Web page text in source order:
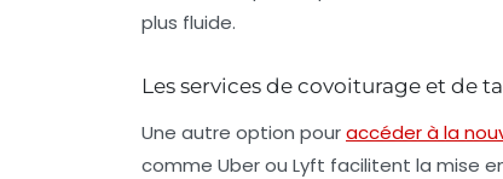
plus fluide.
Les services de covoiturage et de
Une autre option pouraccéder à la
comme Uber ou Lyft facilitent la mise